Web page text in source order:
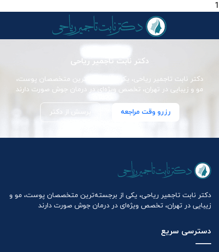
1
دکتر نابت تاجمیر ریاحی
دکتر نابت تاجمیر ریاحی، یکی از برجسته‌ترین متخصصان پوست،
مو و زیبایی در تهران، تخصص ویژه‌ای در درمان جوش صورت دارند
رزرو وقت مراجعه پرسش از دکتر
دکتر نابت تاجمیر ریاحی، یکی از برجسته‌ترین متخصصان پوست، مو و
زیبایی در تهران، تخصص ویژه‌ای در درمان جوش صورت دارند
دسترسی سریع